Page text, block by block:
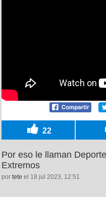
22
Por eso le llaman
Extremos
por tete el 18 jul 2023, 12:51